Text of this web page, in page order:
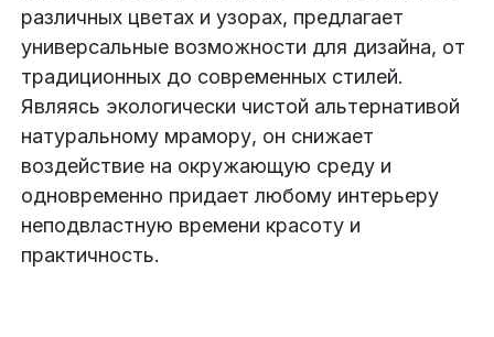
различных цветах и узорах, предлагает
универсальные возможности для дизайна, от
традиционных до современных стилей.
Являясь экологически чистой альтернативой
натуральному мрамору, он снижает
воздействие на окружающую среду и
одновременно придает любому интерьеру
неподвластную времени красоту и
практичность.